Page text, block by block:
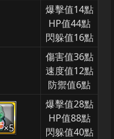
爆擊值14點
HP值44點
閃躲值16點
傷害值36點
速度值12點
防禦值6點
×5
爆擊值28點
HP值88點
閃躲值40點